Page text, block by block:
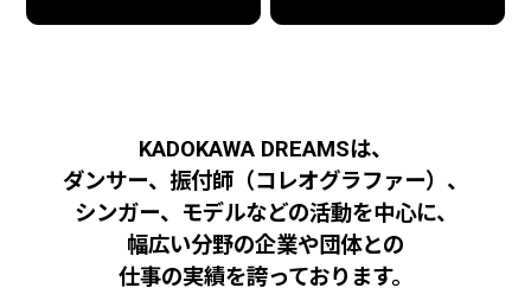
KADOKAWA DREAMSは、
ダンサー、振付師（コレオグラファー）、
シンガー、モデルなどの活動を中心に、
幅広い分野の企業や団体との
仕事の実績を誇っております。